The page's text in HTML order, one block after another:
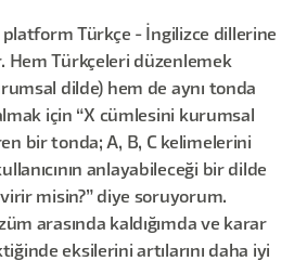
Türkçe - İngilizce dillerine
Hem Türkçeleri düzenlemek
dilde) hem de aynı tonda
için “X cümlesini kurumsal
bir tonda; A, B, C kelimelerini
anlayabileceği bir dilde
misin?” diye soruyorum.
arasında kaldığımda ve karar
eksilerini artılarını daha iyi